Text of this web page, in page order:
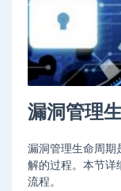
漏洞管理
漏洞管理生命周期
解的过程。本节详
流程。